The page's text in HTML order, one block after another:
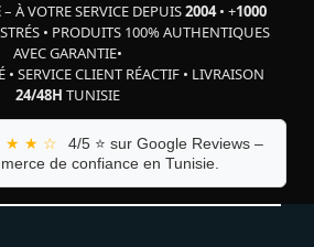
– À VOTRE SERVICE DEPUIS2004• +1000
• PRODUITS 100% AUTHENTIQUES
AVEC GARANTIE•
• SERVICE CLIENT RÉACTIF • LIVRAISON
24/48H TUNISIE
★ ★ ☆
4/5 ⭐ sur Google Reviews –
de confiance en Tunisie.